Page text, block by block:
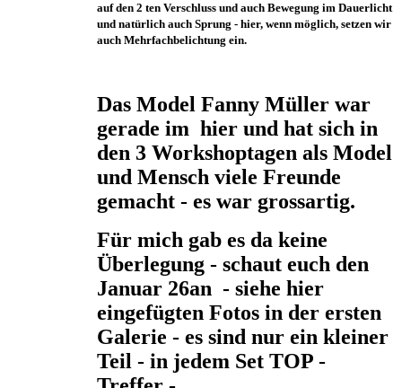
auf den 2 ten Verschluss und auch Bewegung im Dauerlicht
und natürlich auch Sprung - hier, wenn möglich, setzen wir
auch Mehrfachbelichtung ein.
Das Model Fanny Müller war
gerade im hier und hat sich in
den 3 Workshoptagen als Model
und Mensch viele Freunde
gemacht - es war grossartig.
Für mich gab es da keine
Überlegung - schaut euch den
Januar 26an - siehe hier
eingefügten Fotos in der ersten
Galerie - es sind nur ein kleiner
Teil - in jedem Set TOP -